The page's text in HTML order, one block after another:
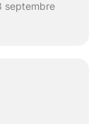
septembre